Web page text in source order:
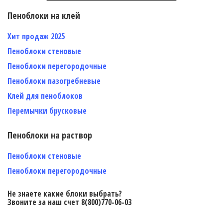
Пеноблоки на клей
Хит продаж 2025
Пеноблоки стеновые
Пеноблоки перегородочные
Пеноблоки пазогребневые
Клей для пеноблоков
Перемычки брусковые
Пеноблоки на раствор
Пеноблоки стеновые
Пеноблоки перегородочные
Не знаете какие блоки выбрать?
Звоните за наш счет 8(800)770-06-03